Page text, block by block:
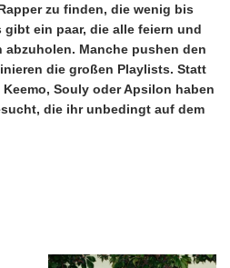
zu finden, die wenig bis
gibt ein paar, die alle feiern und
Manche pushen den
die großen Playlists. Statt
Souly oder Apsilon haben
die ihr unbedingt auf dem